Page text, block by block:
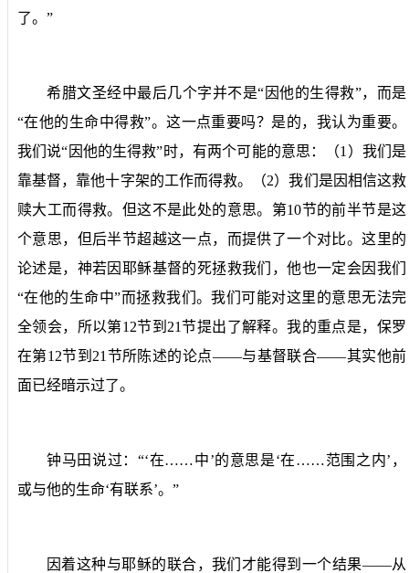
了。”
希腊文圣经中最后几个字并不是“因他的生得救”，而是
“在他的生命中得救”。这一点重要吗？是的，我认为重要。
我们说“因他的生得救”时，有两个可能的意思：（1 ）我们是
靠基督，靠他十字架的工作而得救。（2）我们是因相信这救
赎大工而得救。但这不是此处的意思。第10节的前半节是这
个意思，但后半节超越这一点，而提供了一个对比。这里的
论述是，神若因耶稣基督的死拯救我们，他也一定会因我们
“在他的生命中”而拯救我们。我们可能对这里的意思无法完
全领会，所以第12节到 21节提出了解释。我的重点是，保罗
在第12节到 21 节所陈述的论点——与基督联合——其实他前
面已经暗示过了。
钟马田说过：“‘在……中’的意思是‘在……范围之内’，
或与他的生命‘有联系’。”
因着这种与耶稣的联合，我们才能得到一个结果——从